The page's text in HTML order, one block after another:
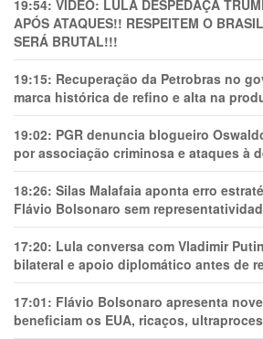
19:54: VÍDEO: LULA DESPEDAÇA
APÓS ATAQUES!! RESPEITEM O
SERÁ BRUTAL!!!
19:15: Recuperação da Petrobras no
marca histórica de refino e alta na
19:02: PGR denuncia blogueiro
por associação criminosa e ataques à
18:26: Silas Malafaia aponta erro
Flávio Bolsonaro sem
17:20: Lula conversa com Vladimir
bilateral e apoio diplomático antes de
17:01: Flávio Bolsonaro apresenta
beneficiam os EUA, ricaços,